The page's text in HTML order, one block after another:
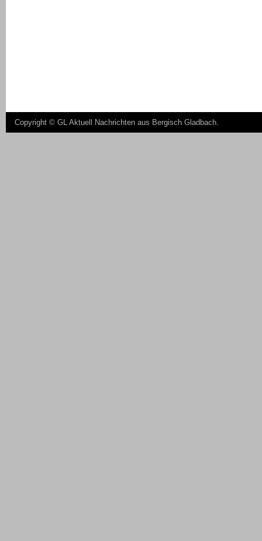
Copyright © GL Aktuell Nachrichten aus Bergisch Gladbach.